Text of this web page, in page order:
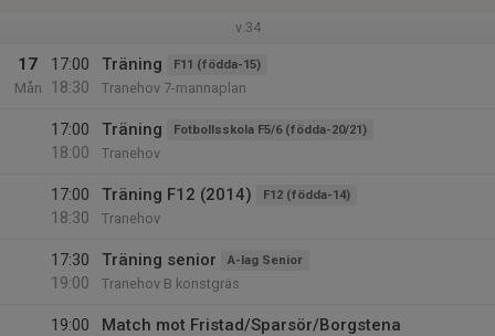
v.34
17
Mån
17:00
18:30
Träning F11 (födda-15)
Tranehov 7-mannaplan
17:00
18:00
Träning Fotbollsskola F5/6 (födda-20/21)
Tranehov
17:00
18:30
Träning F12 (2014) F12 (födda-14)
Tranehov
17:30
19:00
Träning senior A-lag Senior
Tranehov B konstgräs
19:00
Match mot Fristad/Sparsör/Borgstena